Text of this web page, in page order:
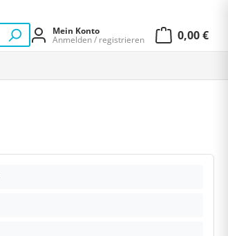
Mein Konto
Anmelden / registrieren
0,00 €